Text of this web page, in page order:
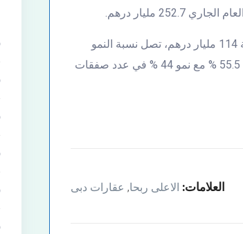
وبالمقارنة بالنصف الأول من العام الماضي الذي شهد 42842 صفقة بيع بقيمة 114 مليار درهم، تصل نسبة النمو
المحققة في قيمة مبيعات العقار بدبي في النصف الأول من العام الجاري إلى 55.5 % مع نمو 44 % في عدد صفقات
العلامات: الاعلى ربحا, عقارات دبى